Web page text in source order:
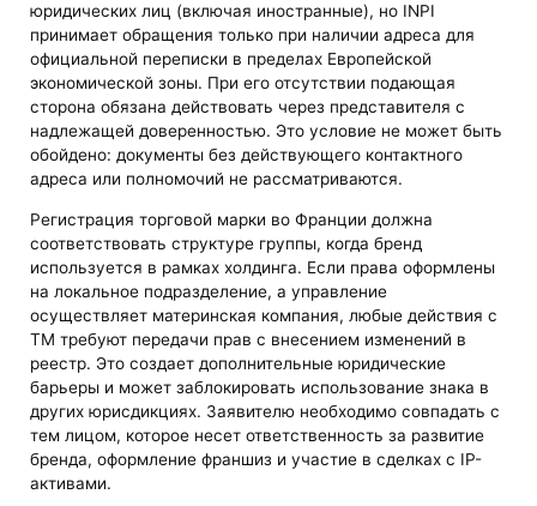
юридических лиц (включая иностранные), но INPI
принимает обращения только при наличии адреса для
официальной переписки в пределах Европейской
экономической зоны. При его отсутствии подающая
сторона обязана действовать через представителя с
надлежащей доверенностью. Это условие не может быть
обойдено: документы без действующего контактного
адреса или полномочий не рассматриваются.
Регистрация торговой марки во Франции должна
соответствовать структуре группы, когда бренд
используется в рамках холдинга. Если права оформлены
на локальное подразделение, а управление
осуществляет материнская компания, любые действия с
ТМ требуют передачи прав с внесением изменений в
реестр. Это создает дополнительные юридические
барьеры и может заблокировать использование знака в
других юрисдикциях. Заявителю необходимо совпадать с
тем лицом, которое несет ответственность за развитие
бренда, оформление франшиз и участие в сделках с IP-
активами.